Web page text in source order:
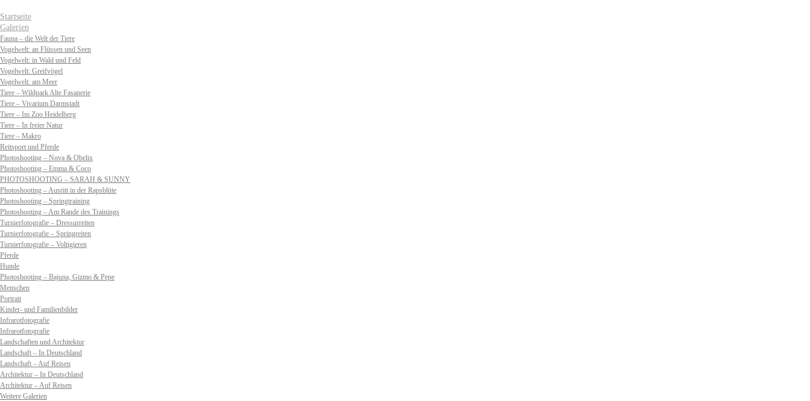
Startseite
Galerien
Fauna – die Welt der Tiere
Vogelwelt: an Flüssen und Seen
Vogelwelt: in Wald und Feld
Vogelwelt: Greifvögel
Vogelwelt: am Meer
Tiere – Wildpark Alte Fasanerie
Tiere – Vivarium Darmstadt
Tiere – Im Zoo Heidelberg
Tiere – In freier Natur
Tiere – Makro
Reitsport und Pferde
Photoshooting – Nova & Obelix
Photoshooting – Emma & Coco
PHOTOSHOOTING – SARAH & SUNNY
Photoshooting – Ausritt in der Rapsblüte
Photoshooting – Springtraining
Photoshooting – Am Rande des Trainings
Turnierfotografie – Dressurreiten
Turnierfotografie – Springreiten
Turnierfotografie – Voltigieren
Pferde
Hunde
Photoshooting – Bajuna, Gizmo & Pepe
Menschen
Portrait
Kinder- und Familienbilder
Infrarotfotografie
Infrarotfotografie
Landschaften und Architektur
Landschaft – In Deutschland
Landschaft – Auf Reisen
Architektur – In Deutschland
Architektur – Auf Reisen
Weitere Galerien